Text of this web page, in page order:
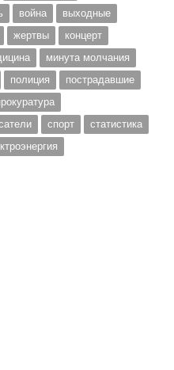
война
выходные
жертвы
концерт
минута молчания
полиция
пострадавшие
спорт
статистика